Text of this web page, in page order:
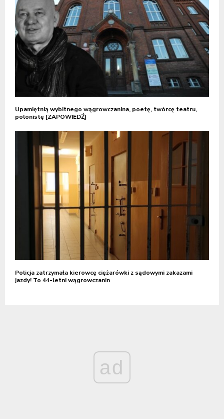
Upamiętnią wybitnego wągrowczanina, poetę, twórcę teatru,
polonistę [ZAPOWIEDŹ]
Policja zatrzymała kierowcę ciężarówki z sądowymi zakazami
jazdy! To 44-letni wągrowczanin
ad